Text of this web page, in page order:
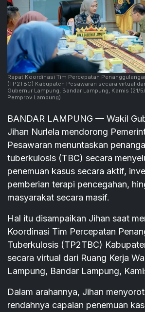
Rapat Koordinasi Tim Percepatan
(TP2TBC) Kabupaten Pesawaran secara virtual
Gubernur Lampung, Bandar Lampung, Kamis (21/
Pemprov Lampung)
BANDAR LAMPUNG — Wakil
Jihan Nurlela mendorong
Pesawaran menuntaskan
tuberkulosis (TBC) secara
penemuan kasus secara aktif,
pemberian terapi pencegahan,
masyarakat secara masif.
Hal itu disampaikan Jihan saat
Koordinasi Tim Percepatan
Tuberkulosis (TP2TBC)
secara virtual dari Ruang Kerja
Lampung, Bandar Lampung,
Dalam arahannya, Jihan
rendahnya capaian penemuan